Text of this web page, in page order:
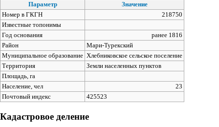
Параметр
Значение
Номер в ГКГН
218750
Известные топонимы
Год основания
ранее 1816
Район
Мари-Турекский
Муниципальное образование Хлебниковское сельское поселение
Территория
Земли населенных пунктов
Площадь, га
Население, чел
23
Почтовый индекс
425523
Кадастровое деление